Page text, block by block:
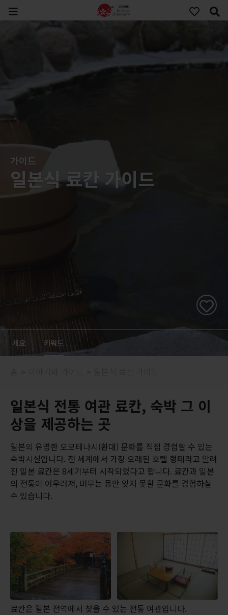
가이드
일본식 료칸 가이드
개요 키워드
일본식 전통 여관 료칸, 숙박 그 이
상을 제공하는 곳
일본의 유명한 오모테나시(환대) 문화를 직접 경험할 수 있는
숙박시설입니다. 전 세계에서 가장 오래된 호텔 형태라고 알려
진 일본 료칸은 8세기부터 시작되었다고 합니다. 료칸과 일본
의 전통이 어우러져, 머무는 동안 잊지 못할 문화를 경험하실
수 있습니다.
료칸은 일본 전역에서 찾을 수 있는 전통 여관입니다.